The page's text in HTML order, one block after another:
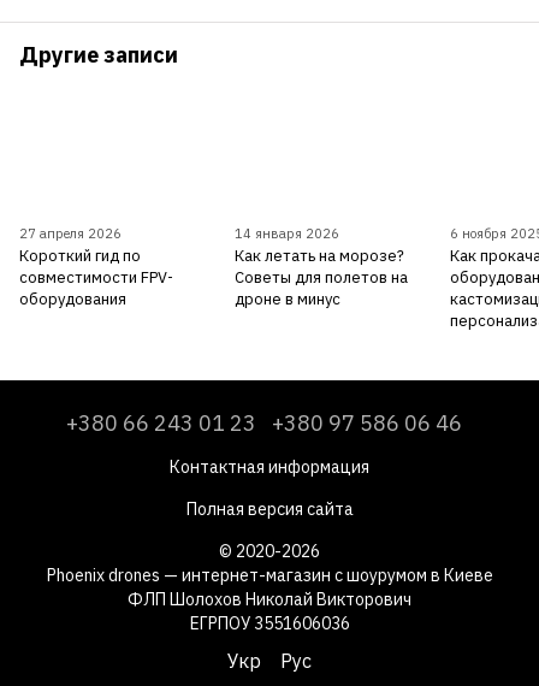
Другие записи
27 апреля 2026
Короткий гид по
совместимости FPV-
оборудования
14 января 2026
Как летать на морозе?
Советы для полетов на
дроне в минус
6 ноября
Как
+380 66 243 01 23 +380 97 586 06 46
Контактная информация
Полная версия сайта
© 2020-2026
Phoenix drones — интернет-магазин с шоурумом в Киеве
ФЛП Шолохов Николай Викторович
ЕГРПОУ 3551606036
Укр Рус